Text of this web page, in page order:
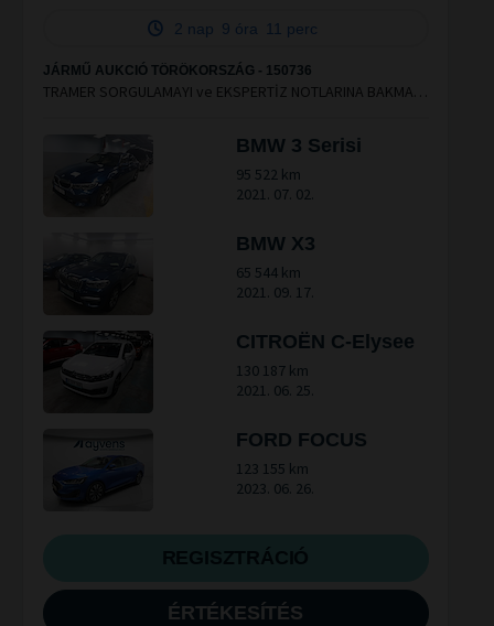
2 nap 9 óra 11 perc
JÁRMŰ AUKCIÓ TÖRÖKORSZÁG - 150736
TRAMER SORGULAMAYI ve EKSPERTİZ NOTLARINA BAKMAYI
BMW 3 Serisi
95 522 km
2021. 07. 02.
BMW X3
65 544 km
2021. 09. 17.
CITROËN C-Elysee
130 187 km
2021. 06. 25.
FORD FOCUS
123 155 km
2023. 06. 26.
ÉRTÉKESÍTÉS